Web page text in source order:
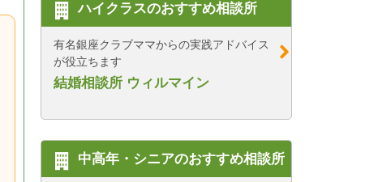
ハイクラスのおすすめ相談所
有名銀座クラブママからの実践アドバイス
が役立ちます
結婚相談所 ウィルマイン
中高年・シニアのおすすめ相談所